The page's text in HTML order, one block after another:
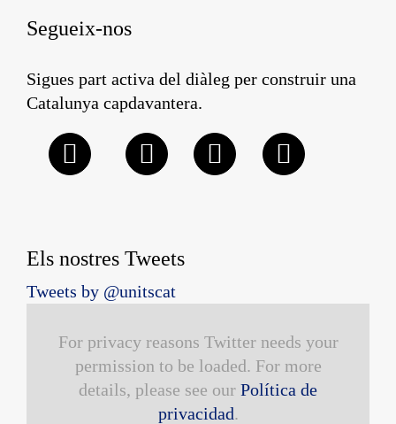
Segueix-nos
Sigues part activa del diàleg per construir una
Catalunya capdavantera.
Els nostres Tweets
Tweets by @unitscat
For privacy reasons Twitter needs your
permission to be loaded. For more
details, please see our Política de
privacidad.